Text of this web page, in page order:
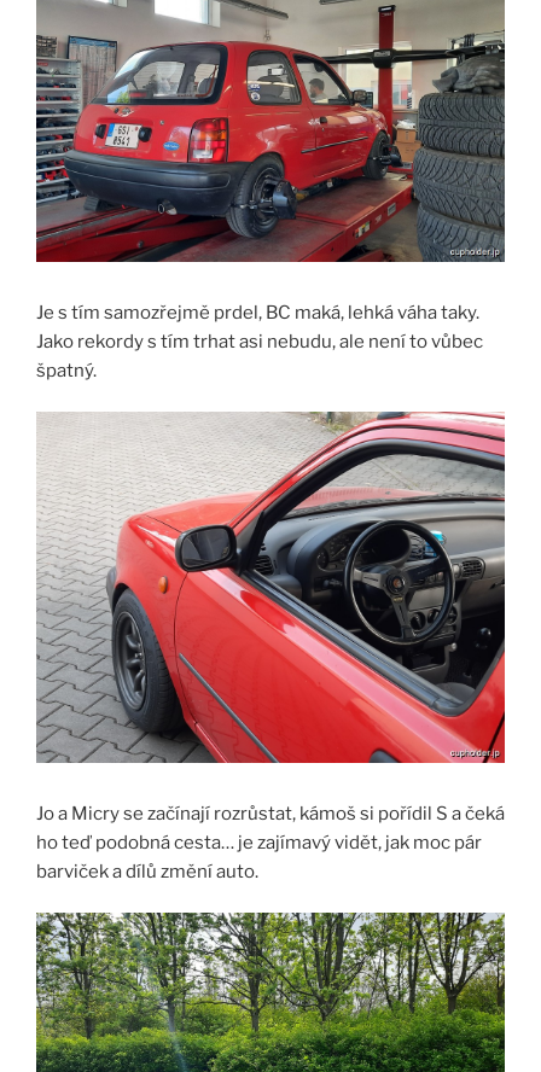
Je s tím samozřejmě prdel, BC maká, lehká váha taky.
Jako rekordy s tím trhat asi nebudu, ale není to vůbec
špatný.
Jo a Micry se začínají rozrůstat, kámoš si pořídil S a čeká
ho teď podobná cesta… je zajímavý vidět, jak moc pár
barviček a dílů změní auto.